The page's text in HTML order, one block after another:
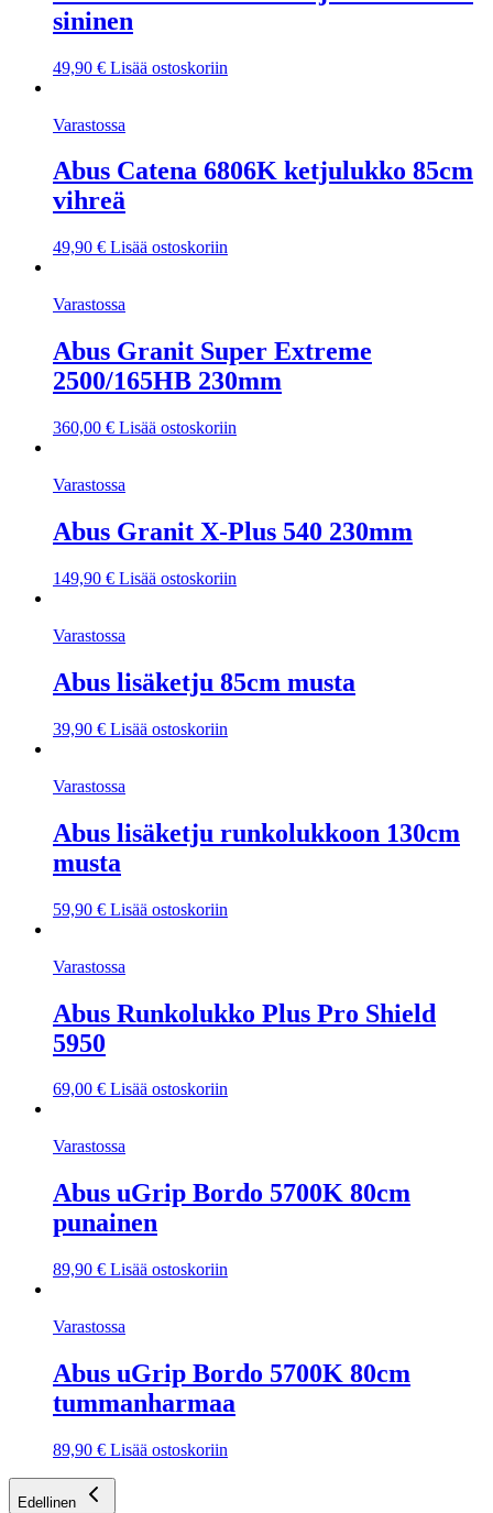
sininen
49,90 € Lisää ostoskoriin
Varastossa
Abus Catena 6806K ketjulukko 85cm
vihreä
49,90 € Lisää ostoskoriin
Varastossa
Abus Granit Super Extreme
2500/165HB 230mm
360,00 € Lisää ostoskoriin
Varastossa
Abus Granit X-Plus 540 230mm
149,90 € Lisää ostoskoriin
Varastossa
Abus lisäketju 85cm musta
39,90 € Lisää ostoskoriin
Varastossa
Abus lisäketju runkolukkoon 130cm
musta
59,90 € Lisää ostoskoriin
Varastossa
Abus Runkolukko Plus Pro Shield
5950
69,00 € Lisää ostoskoriin
Varastossa
Abus uGrip Bordo 5700K 80cm
punainen
89,90 € Lisää ostoskoriin
Varastossa
Abus uGrip Bordo 5700K 80cm
tummanharmaa
89,90 € Lisää ostoskoriin
Edellinen